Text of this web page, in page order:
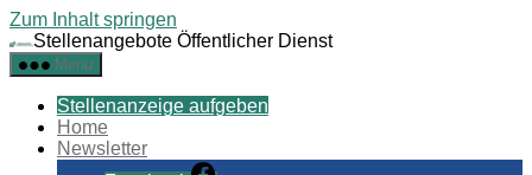
Zum Inhalt springen
Stellenangebote Öffentlicher Dienst
Menü
Stellenanzeige aufgeben
Home
Newsletter